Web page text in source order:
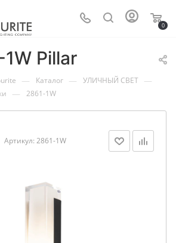
0
Pillar
— Каталог — УЛИЧНЫЙ СВЕТ —
— 2861-1W
Артикул: 2861-1W